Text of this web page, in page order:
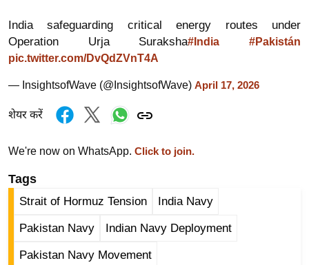
ड
फि
ल्म
स
क्षा
r
e
a
n
India safeguarding critical energy routes under
Operation Urja Suraksha#India
#Pakistán
pic.twitter.com/DvQdZVnT4A
— InsightsofWave (@InsightsofWave) April 17, 2026
शेयर करें
We're now on WhatsApp. Click to join.
Tags
Strait of Hormuz Tension India Navy
Pakistan Navy Indian Navy Deployment
Pakistan Navy Movement